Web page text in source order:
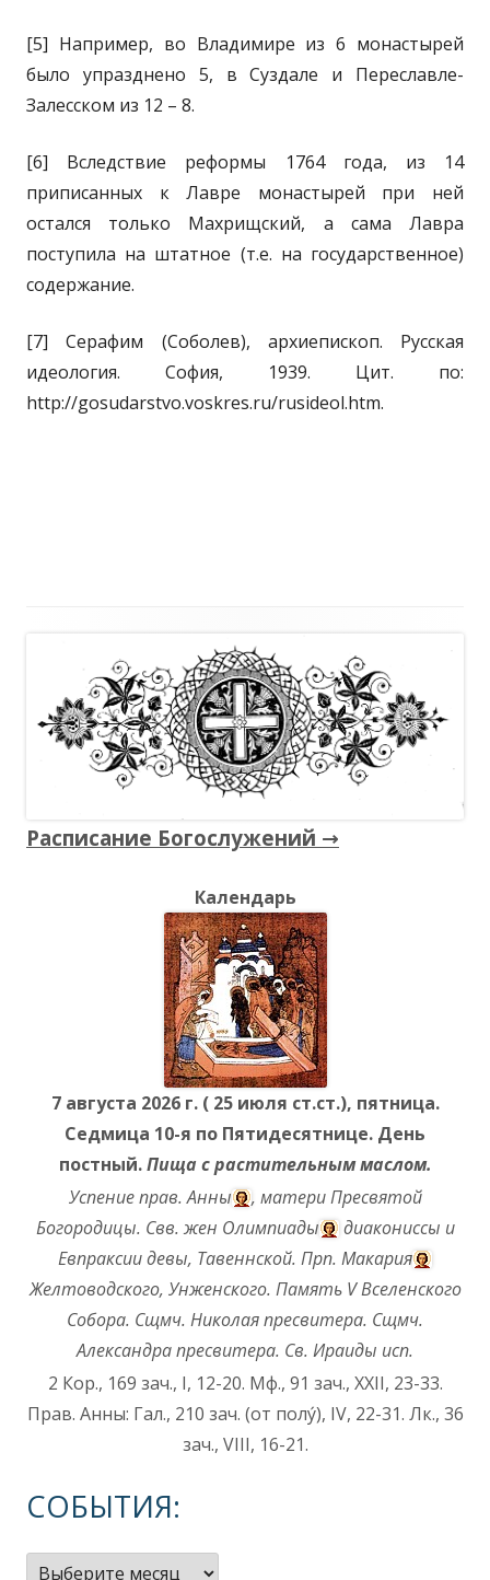
[5] Например, во Владимире из 6 монастырей
было упразднено 5, в Суздале и Переславле-
Залесском из 12 – 8.
[6] Вследствие реформы 1764 года, из 14
приписанных к Лавре монастырей при ней
остался только Махрищский, а сама Лавра
поступила на штатное (т.е. на государственное)
содержание.
[7] Серафим (Соболев), архиепископ. Русская
идеология. София, 1939. Цит. по:
http://gosudarstvo.voskres.ru/rusideol.htm.
Главная
боковая
колонка
Расписание Богослужений →
Календарь
7 августа 2026 г. ( 25 июля ст.ст.), пятница.
Седмица 10-я по Пятидесятнице. День
постный.Пища с растительным маслом.
Успение прав.Анны
, матери Пресвятой
Богородицы. Свв. жен Олимпиады
диакониссы и
Евпраксиидевы, Тавеннской. Прп. Макария
Желтоводского, Унженского. Память V Вселенского
Собора. Сщмч. Николаяпресвитера. Сщмч.
Александрапресвитера. Св. Ираиды исп.
2 Кор., 169 зач., I, 12-20. Мф., 91 зач., XXII, 23-33.
Прав. Анны: Гал., 210 зач. (от полу́), IV, 22-31. Лк., 36
зач., VIII, 16-21.
СОБЫТИЯ:
События: